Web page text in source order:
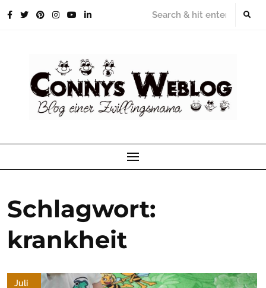
Schlagwort:
krankheit
Juli